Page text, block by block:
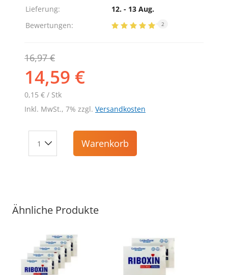
Lieferung:
12. - 13 Aug.
Bewertungen:
2
16,97 €
14,59 €
0,15 € / Stk
Inkl. MwSt., 7% zzgl. Versandkosten
Warenkorb
Ähnliche Produkte